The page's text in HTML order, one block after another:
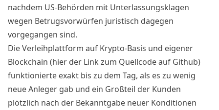
nachdem US-Behörden mit Unterlassungsklagen
wegen Betrugsvorwürfen juristisch dagegen
vorgegangen sind.
Die Verleihplattform auf Krypto-Basis und eigener
Blockchain (hier der Link zum Quellcode auf Github)
funktionierte exakt bis zu dem Tag, als es zu wenig
neue Anleger gab und ein Großteil der Kunden
plötzlich nach der Bekanntgabe neuer Konditionen